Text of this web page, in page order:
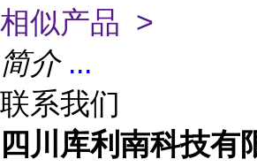
相似产品 >
简介 ...
联系我们
四川库利南科技有